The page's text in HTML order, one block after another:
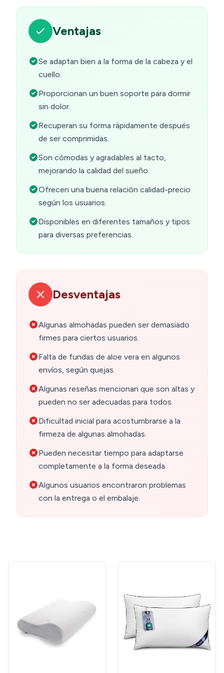
Ventajas
Se adaptan bien a la forma de la cabeza y el
cuello.
Proporcionan un buen soporte para dormir
sin dolor.
Recuperan su forma rápidamente después
de ser comprimidas.
Son cómodas y agradables al tacto,
mejorando la calidad del sueño.
Ofrecen una buena relación calidad-precio
según los usuarios.
Disponibles en diferentes tamaños y tipos
para diversas preferencias.
Desventajas
Algunas almohadas pueden ser demasiado
firmes para ciertos usuarios.
Falta de fundas de aloe vera en algunos
envíos, según quejas.
Algunas reseñas mencionan que son altas y
pueden no ser adecuadas para todos.
Dificultad inicial para acostumbrarse a la
firmeza de algunas almohadas.
Pueden necesitar tiempo para adaptarse
completamente a la forma deseada.
Algunos usuarios encontraron problemas
con la entrega o el embalaje.